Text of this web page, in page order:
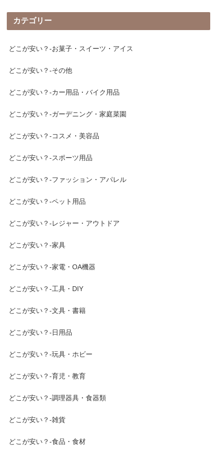
カテゴリー
どこが安い？-お菓子・スイーツ・アイス
どこが安い？-その他
どこが安い？-カー用品・バイク用品
どこが安い？-ガーデニング・家庭菜園
どこが安い？-コスメ・美容品
どこが安い？-スポーツ用品
どこが安い？-ファッション・アパレル
どこが安い？-ペット用品
どこが安い？-レジャー・アウトドア
どこが安い？-家具
どこが安い？-家電・OA機器
どこが安い？-工具・DIY
どこが安い？-文具・書籍
どこが安い？-日用品
どこが安い？-玩具・ホビー
どこが安い？-育児・教育
どこが安い？-調理器具・食器類
どこが安い？-雑貨
どこが安い？-食品・食材